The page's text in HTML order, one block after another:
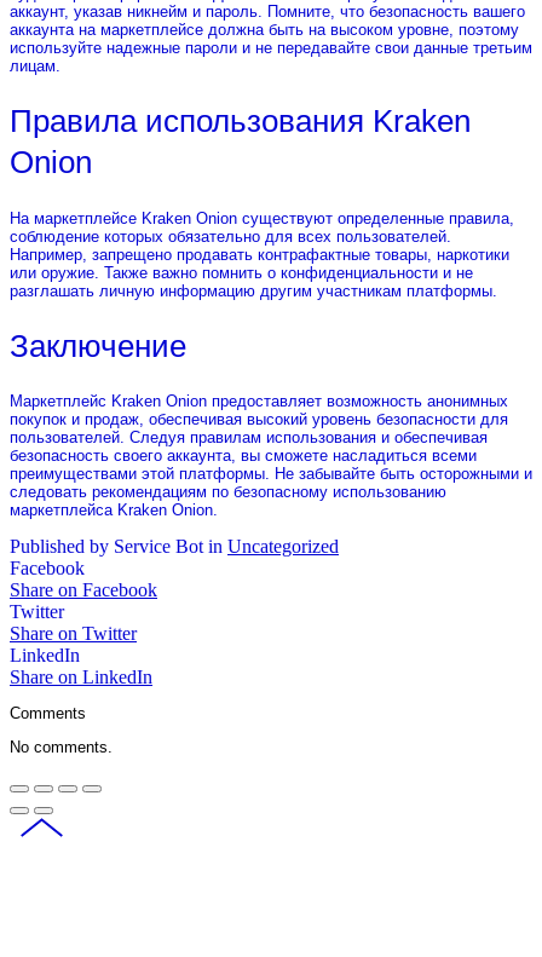
аккаунт, указав никнейм и пароль. Помните, что безопасность вашего
аккаунта на маркетплейсе должна быть на высоком уровне, поэтому
используйте надежные пароли и не передавайте свои данные третьим
лицам.
Правила использования Kraken
Onion
На маркетплейсе Kraken Onion существуют определенные правила,
соблюдение которых обязательно для всех пользователей.
Например, запрещено продавать контрафактные товары, наркотики
или оружие. Также важно помнить о конфиденциальности и не
разглашать личную информацию другим участникам платформы.
Заключение
Маркетплейс Kraken Onion предоставляет возможность анонимных
покупок и продаж, обеспечивая высокий уровень безопасности для
пользователей. Следуя правилам использования и обеспечивая
безопасность своего аккаунта, вы сможете насладиться всеми
преимуществами этой платформы. Не забывайте быть осторожными и
следовать рекомендациям по безопасному использованию
маркетплейса Kraken Onion.
Published by Service Bot in Uncategorized
Facebook
Share on Facebook
Twitter
Share on Twitter
LinkedIn
Share on LinkedIn
Comments
No comments.